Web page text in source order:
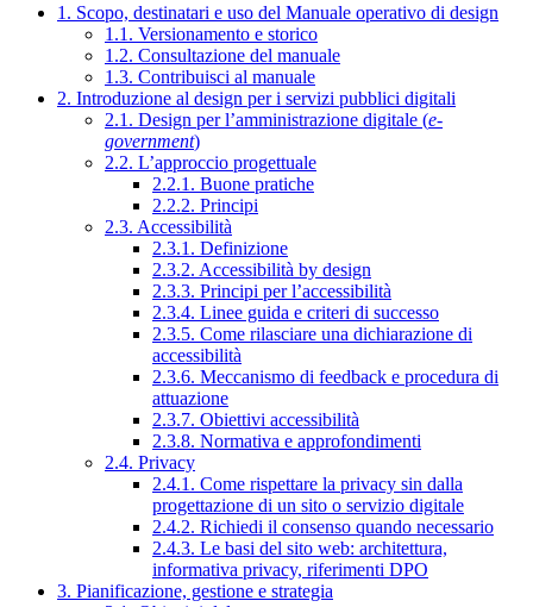
1. Scopo, destinatari e uso del Manuale operativo di design
1.1. Versionamento e storico
1.2. Consultazione del manuale
1.3. Contribuisci al manuale
2. Introduzione al design per i servizi pubblici digitali
2.1. Design per l’amministrazione digitale (e-
government)
2.2. L’approccio progettuale
2.2.1. Buone pratiche
2.2.2. Principi
2.3. Accessibilità
2.3.1. Definizione
2.3.2. Accessibilità by design
2.3.3. Principi per l’accessibilità
2.3.4. Linee guida e criteri di successo
2.3.5. Come rilasciare una dichiarazione di
accessibilità
2.3.6. Meccanismo di feedback e procedura di
attuazione
2.3.7. Obiettivi accessibilità
2.3.8. Normativa e approfondimenti
2.4. Privacy
2.4.1. Come rispettare la privacy sin dalla
progettazione di un sito o servizio digitale
2.4.2. Richiedi il consenso quando necessario
2.4.3. Le basi del sito web: architettura,
informativa privacy, riferimenti DPO
3. Pianificazione, gestione e strategia